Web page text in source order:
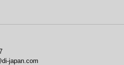
japan.com